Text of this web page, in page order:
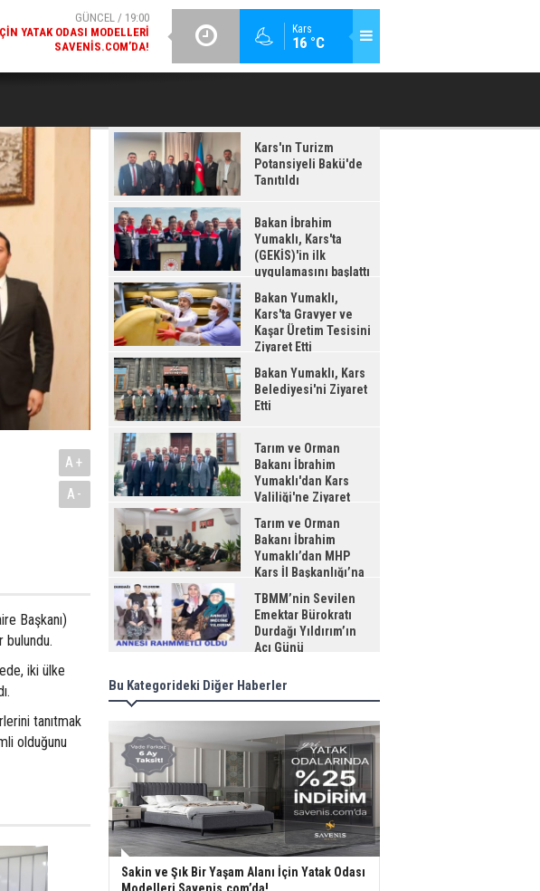
Kars
16 °C
GÜNCEL / 18:38
BAKÜ'DE TANITILDI
BAKAN İBRAHIM YUMAKLI, KARS'TA (GEKİS)'IN ILK
A+
A-
Başkanı)
bulundu.
iki ülke
tanıtmak
olduğunu
Kars'ın Turizm
Potansiyeli Bakü'de
Tanıtıldı
Bakan İbrahim
Yumaklı, Kars'ta
(GEKİS)'in ilk
uygulamasını başlattı
Bakan Yumaklı,
Kars'ta Gravyer ve
Kaşar Üretim Tesisini
Ziyaret Etti
Bakan Yumaklı, Kars
Belediyesi'ni Ziyaret
Etti
Tarım ve Orman
Bakanı İbrahim
Yumaklı'dan Kars
Valiliği'ne Ziyaret
Tarım ve Orman
Bakanı İbrahim
Yumaklı’dan MHP
Kars İl Başkanlığı’na
Ziyaret
TBMM’nin Sevilen
Emektar Bürokratı
Durdağı Yıldırım’ın
Acı Günü
Bu Kategorideki Diğer Haberler
Sakin ve Şık Bir Yaşam Alanı İçin Yatak Odası